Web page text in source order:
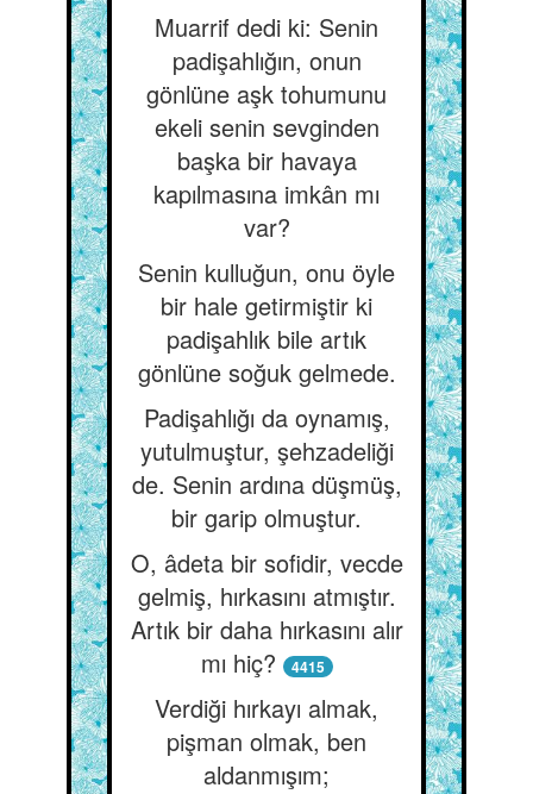
Muarrif dedi ki: Senin
padişahlığın, onun
gönlüne aşk tohumunu
ekeli senin sevginden
başka bir havaya
kapılmasına imkân mı
var?
Senin kulluğun, onu öyle
bir hale getirmiştir ki
padişahlık bile artık
gönlüne soğuk gelmede.
Padişahlığı da oynamış,
yutulmuştur, şehzadeliği
de. Senin ardına düşmüş,
bir garip olmuştur.
O, âdeta bir sofidir, vecde
gelmiş, hırkasını atmıştır.
Artık bir daha hırkasını alır
mı hiç?
4415
Verdiği hırkayı almak,
pişman olmak, ben
aldanmışım;